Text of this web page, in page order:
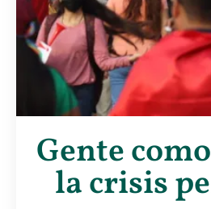
Gente
la crisis